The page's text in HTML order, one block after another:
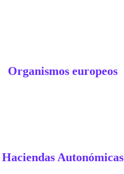
Organismos europeos
Haciendas Autonómicas